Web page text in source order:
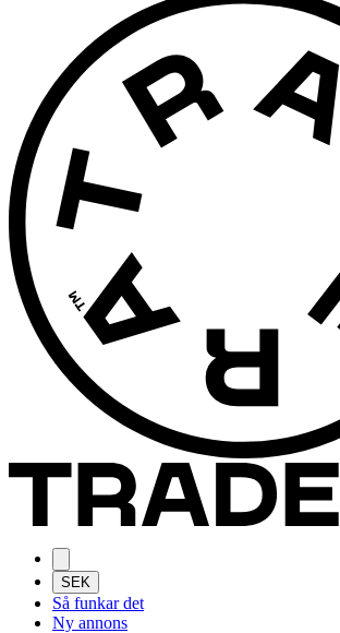
SEK
Så funkar det
Ny annons